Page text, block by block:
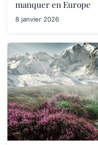
manquer en Europe
8 janvier 2026